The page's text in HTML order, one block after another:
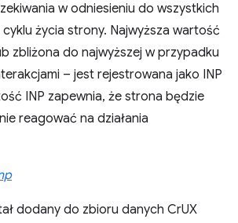
w odniesieniu do wszystkich
cyklu życia strony. Najwyższa wartość
zbliżona do najwyższej w przypadku
– jest rejestrowana jako INP
INP zapewnia, że strona będzie
reagować na działania
dodany do zbioru danych CrUX